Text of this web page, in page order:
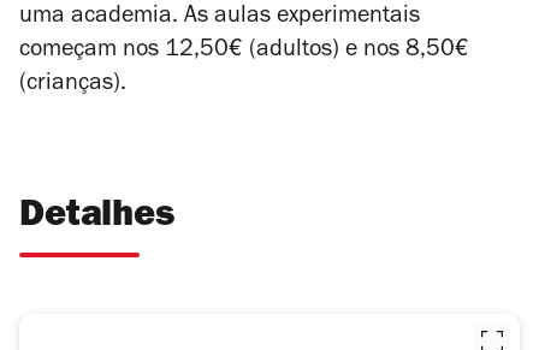
uma academia. As aulas experimentais
começam nos 12,50€ (adultos) e nos 8,50€
(crianças).
Detalhes